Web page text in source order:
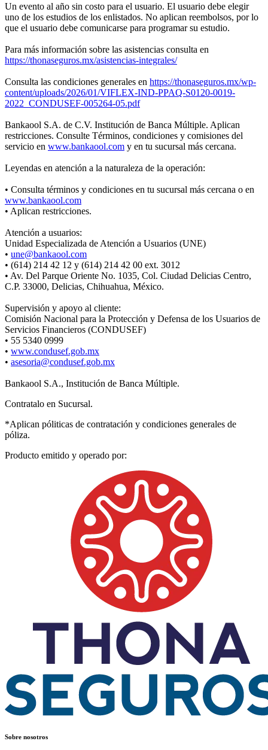
Un evento al año sin costo para el usuario. El usuario debe elegir
uno de los estudios de los enlistados. No aplican reembolsos, por lo
que el usuario debe comunicarse para programar su estudio.
Para más información sobre las asistencias consulta en
https://thonaseguros.mx/asistencias-integrales/
Consulta las condiciones generales en https://thonaseguros.mx/wp-
content/uploads/2026/01/VIFLEX-IND-PPAQ-S0120-0019-
2022_CONDUSEF-005264-05.pdf
Bankaool S.A. de C.V. Institución de Banca Múltiple. Aplican
restricciones. Consulte Términos, condiciones y comisiones del
servicio en www.bankaool.com y en tu sucursal más cercana.
Leyendas en atención a la naturaleza de la operación:
• Consulta términos y condiciones en tu sucursal más cercana o en
www.bankaool.com
• Aplican restricciones.
Atención a usuarios:
Unidad Especializada de Atención a Usuarios (UNE)
• une@bankaool.com
• (614) 214 42 12 y (614) 214 42 00 ext. 3012
• Av. Del Parque Oriente No. 1035, Col. Ciudad Delicias Centro,
C.P. 33000, Delicias, Chihuahua, México.
Supervisión y apoyo al cliente:
Comisión Nacional para la Protección y Defensa de los Usuarios de
Servicios Financieros (CONDUSEF)
• 55 5340 0999
• www.condusef.gob.mx
• asesoria@condusef.gob.mx
Bankaool S.A., Institución de Banca Múltiple.
Contratalo en Sucursal.
*Aplican póliticas de contratación y condiciones generales de
póliza.
Producto emitido y operado por:
Sobre nosotros